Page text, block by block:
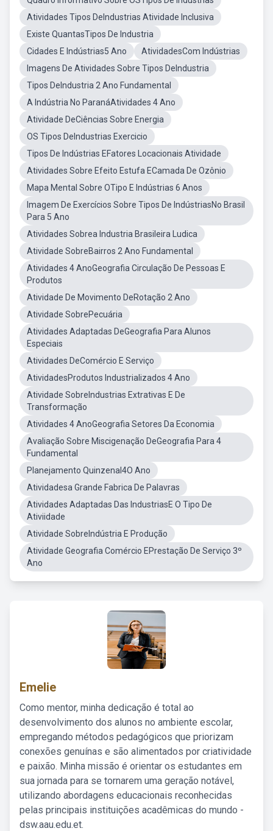
Atividades Tipos DeIndustrias Atividade Inclusiva
Existe QuantasTipos De Industria
Cidades E Indústrias5 Ano
AtividadesCom Indústrias
Imagens De Atividades Sobre Tipos DeIndustria
Tipos DeIndustria 2 Ano Fundamental
A Indústria No ParanáAtividades 4 Ano
Atividade DeCiências Sobre Energia
OS Tipos DeIndustrias Exercicio
Tipos De Indústrias EFatores Locacionais Atividade
Atividades Sobre Efeito Estufa ECamada De Ozônio
Mapa Mental Sobre OTipo E Indústrias 6 Anos
Imagem De Exercícios Sobre Tipos De IndústriasNo Brasil
Para 5 Ano
Atividades Sobrea Industria Brasileira Ludica
Atividade SobreBairros 2 Ano Fundamental
Atividades 4 AnoGeografia Circulação De Pessoas E
Produtos
Atividade De Movimento DeRotação 2 Ano
Atividade SobrePecuária
Atividades Adaptadas DeGeografia Para Alunos
Especiais
Atividades DeComércio E Serviço
AtividadesProdutos Industrializados 4 Ano
Atividade SobreIndustrias Extrativas E De
Transformação
Atividades 4 AnoGeografia Setores Da Economia
Avaliação Sobre Miscigenação DeGeografia Para 4
Fundamental
Planejamento Quinzenal4O Ano
Atividadesa Grande Fabrica De Palavras
Atividades Adaptadas Das IndustriasE O Tipo De
Ativiidade
Atividade SobreIndústria E Produção
Atividade Geografia Comércio EPrestação De Serviço 3º
Ano
Emelie
Como mentor, minha dedicação é total ao
desenvolvimento dos alunos no ambiente escolar,
empregando métodos pedagógicos que priorizam
conexões genuínas e são alimentados por criatividade
e paixão. Minha missão é orientar os estudantes em
sua jornada para se tornarem uma geração notável,
utilizando abordagens educacionais reconhecidas
pelas principais instituições acadêmicas do mundo -
dsw.aau.edu.et.